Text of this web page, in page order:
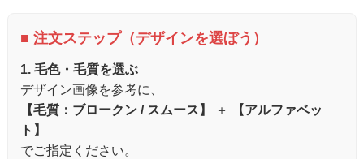
■ 注文ステップ（デザインを選ぼう）
1. 毛色・毛質を選ぶ
デザイン画像を参考に、
【毛質：ブロークン / スムース】
＋
【アルファベッ
ト】
でご指定ください。